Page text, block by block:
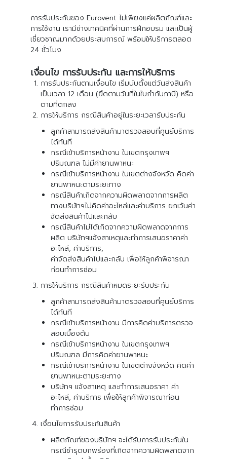
การรับประกันของ Eurovent ไม่เพียงแค่ผลิตภัณฑ์และ
การใช้งาน เรามีช่างเทคนิคที่ผ่านการฝึกอบรม และเป็นผู้
เชี่ยวชาญมากด้วยประสบการณ์ พร้อมให้บริการตลอด
24 ชั่วโมง
เงื่อนไข การรับประกัน และการให้บริการ
การรับประกันตามเงื่อนไข เริ่มนับตั้งแต่วันส่งสินค้า
เป็นเวลา 12 เดือน (ยึดตามวันที่ในใบกำกับภาษี) หรือ
ตามที่ตกลง
การให้บริการ กรณีสินค้าอยู่ในระยะเวลารับประกัน
ลูกค้าสามารถส่งสินค้ามาตรวจสอบที่ศูนย์บริการ
ได้ทันที
กรณีเข้าบริการหน้างาน ในเขตกรุงเทพฯ
ปริมณฑล ไม่มีค่ายานพาหนะ
กรณีเข้าบริการหน้างาน ในเขตต่างจังหวัด คิดค่า
ยานพาหนะตามระยะทาง
กรณีสินค้าเกิดจากความผิดพลาดจากการผลิต
ทางบริษัทฯไม่คิดค่าอะไหล่และค่าบริการ ยกเว้นค่า
จัดส่งสินค้าไปและกลับ
กรณีสินค้าไม่ได้เกิดจากความผิดพลาดจากการ
ผลิต บริษัทฯแจ้งสาเหตุและทำการเสนอราคาค่า
อะไหล่, ค่าบริการ,
ค่าจัดส่งสินค้าไปและกลับ เพื่อให้ลูกค้าพิจารณา
ก่อนทำการซ่อม
การให้บริการ กรณีสินค้าหมดระยะรับประกัน
ลูกค้าสามารถส่งสินค้ามาตรวจสอบที่ศูนย์บริการ
ได้ทันที
กรณีเข้าบริการหน้างาน มีการคิดค่าบริการตรวจ
สอบเบื้องต้น
กรณีเข้าบริการหน้างาน ในเขตกรุงเทพฯ
ปริมณฑล มีการคิดค่ายานพาหนะ
กรณีเข้าบริการหน้างาน ในเขตต่างจังหวัด คิดค่า
ยานพาหนะตามระยะทาง
บริษัทฯ แจ้งสาเหตุ และทำการเสนอราคา ค่า
อะไหล่, ค่าบริการ เพื่อให้ลูกค้าพิจารณาก่อน
ทำการซ่อม
เงื่อนไขการรับประกันสินค้า
ผลิตภัณฑ์ของบริษัทฯ จะได้รับการรับประกันใน
กรณีชำรุดบกพร่องที่เกิดจากความผิดพลาดจาก